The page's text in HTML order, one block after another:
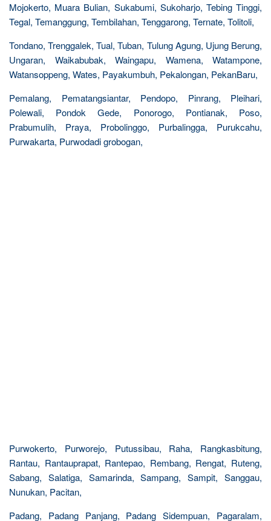
Mojokerto, Muara Bulian, Sukabumi, Sukoharjo, Tebing Tinggi,
Tegal, Temanggung, Tembilahan, Tenggarong, Ternate, Tolitoli,
Tondano, Trenggalek, Tual, Tuban, Tulung Agung, Ujung Berung,
Ungaran, Waikabubak, Waingapu, Wamena, Watampone,
Watansoppeng, Wates, Payakumbuh, Pekalongan, PekanBaru,
Pemalang, Pematangsiantar, Pendopo, Pinrang, Pleihari,
Polewali, Pondok Gede, Ponorogo, Pontianak, Poso,
Prabumulih, Praya, Probolinggo, Purbalingga, Purukcahu,
Purwakarta, Purwodadi grobogan,
Purwokerto, Purworejo, Putussibau, Raha, Rangkasbitung,
Rantau, Rantauprapat, Rantepao, Rembang, Rengat, Ruteng,
Sabang, Salatiga, Samarinda, Sampang, Sampit, Sanggau,
Nunukan, Pacitan,
Padang, Padang Panjang, Padang Sidempuan, Pagaralam,